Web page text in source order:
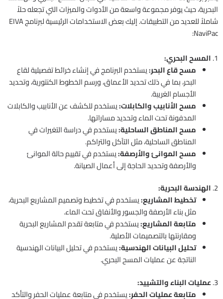
البحرية، حيث يوفر مجموعة واسعة من الأدوات والميزات التي تجعله حلاً
شاملاً للعديد من التطبيقات. إليك بعض الاستخدامات الرئيسية لبرنامج EIVA
NaviPac:
1. المسح البحري:
مسح قاع البحر:يستخدم البرنامج في إنشاء خرائط تفصيلية لقاع
البحر، بما في ذلك تحديد الأعماق، ورسم الخطوط الكنتورية، وتحديد
الأجسام الغريبة.
مسح الأنابيب والكابلات:يستخدم للكشف عن الأنابيب والكابلات
المدفونة تحت الماء وتحديد مساراتها.
مسح المناطق الساحلية:يستخدم في دراسة التغيرات في
المناطق الساحلية، مثل التآكل والتراكم.
مسح الموانئ والأرصفة:يستخدم في تقييم حالة الموانئ
والأرصفة وتحديد الحاجة إلى أعمال الصيانة.
2. الهندسة البحرية:
تخطيط المشاريع:يستخدم في تخطيط وتصميم المشاريع البحرية،
مثل بناء الأرصفة والجسور والأنفاق تحت الماء.
متابعة المشاريع:يستخدم في متابعة تقدم المشاريع البحرية
ومقارنتها بالتصميمات الأصلية.
تحليل البيانات الهندسية:يستخدم في تحليل البيانات الهندسية
الناتجة عن عمليات المسح البحري.
3. عمليات البناء والتشييد:
متابعة عمليات الحفر:يستخدم في متابعة عمليات الحفر والتأكد